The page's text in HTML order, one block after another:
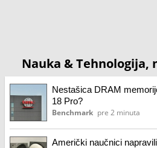
Nauka & Tehnologija,
Nestašica DRAM
18 Pro?
Benchmark pre 2 minuta
Američki naučnici